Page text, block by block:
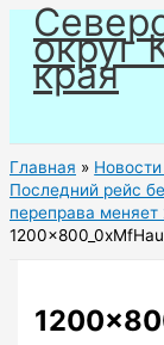
Перейти
содержимому
округ
края
Главная
Последний рейс
переправа